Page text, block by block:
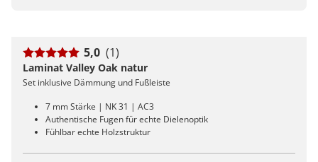
5,0 (1)
Laminat Valley Oak natur
Set inklusive Dämmung und Fußleiste
7 mm Stärke | NK 31 | AC3
Authentische Fugen für echte Dielenoptik
Fühlbar echte Holzstruktur